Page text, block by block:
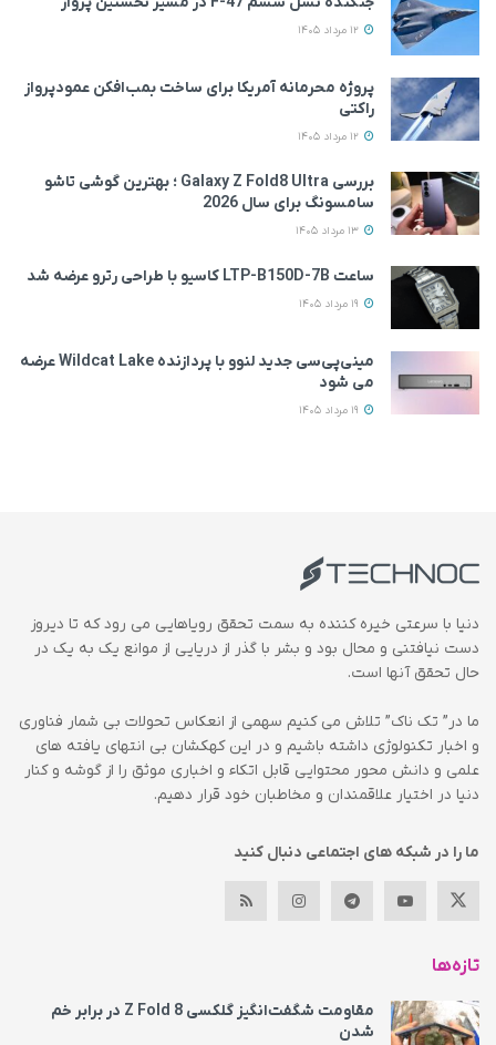
پروژه محرمانه آمریکا برای ساخت بمب‌افکن عمودپرواز
راکتی
بررسی Galaxy Z Fold8 Ultra ؛ بهترین گوشی تاشو
سامسونگ برای سال 2026
ساعت LTP-B150D-7B کاسیو با طراحی رترو عرضه شد
مینی‌پی‌سی جدید لنوو با پردازنده Wildcat Lake عرضه
می‌ شود
دنیا با سرعتی خیره کننده به سمت تحقق رویاهایی می رود که تا دیروز
دست نیافتنی و محال بود و بشر با گذر از دریایی از موانع یک به یک در
حال تحقق آنها است.
ما در” تک ناک” تلاش می کنیم سهمی از انعکاس تحولات بی شمار فناوری
و اخبار تکنولوژی داشته باشیم و در این کهکشان بی انتهای یافته های
علمی و دانش محور محتوایی قابل اتکاء و اخباری موثق را از گوشه و کنار
دنیا در اختیار علاقمندان و مخاطبان خود قرار دهیم.
ما را در شبکه های اجتماعی دنبال کنید
تازه‌ها
مقاومت شگفت‌انگیز گلکسی Z Fold 8 در برابر خم
شدن